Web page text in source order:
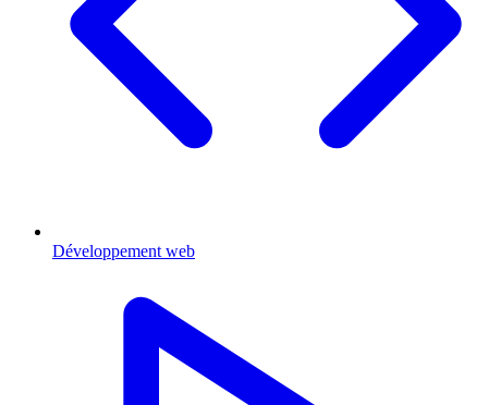
Développement web